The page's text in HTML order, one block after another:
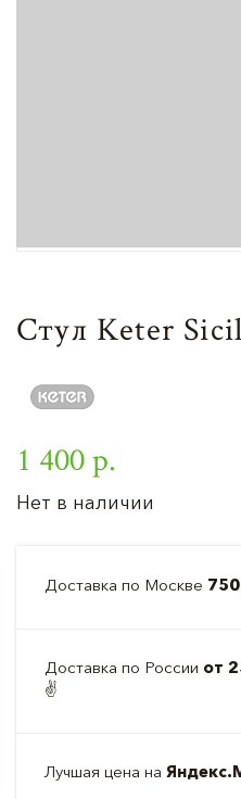
Стул Keter
1 400 р.
Нет в наличии
Доставка по Москве
Доставка по России от
✌️
Лучшая цена на